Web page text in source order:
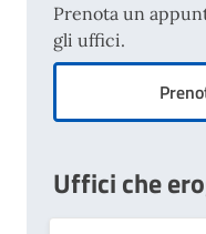
Prenota un
gli uffici.
Uffici che